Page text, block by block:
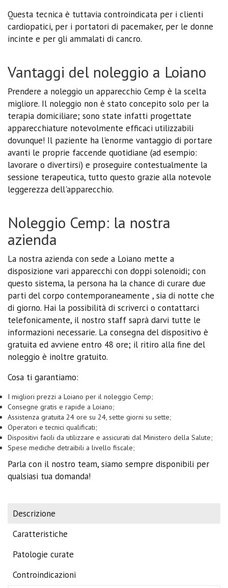
Questa tecnica è tuttavia controindicata per i clienti
cardiopatici, per i portatori di pacemaker, per le donne
incinte e per gli ammalati di cancro.
Vantaggi del noleggio a Loiano
Prendere a noleggio un apparecchio Cemp è la scelta
migliore. Il noleggio non è stato concepito solo per la
terapia domiciliare; sono state infatti progettate
apparecchiature notevolmente efficaci utilizzabili
dovunque! Il paziente ha l'enorme vantaggio di portare
avanti le proprie faccende quotidiane (ad esempio:
lavorare o divertirsi) e proseguire contestualmente la
sessione terapeutica, tutto questo grazie alla notevole
leggerezza dell'apparecchio.
Noleggio Cemp: la nostra
azienda
La nostra azienda con sede a Loiano mette a
disposizione vari apparecchi con doppi solenoidi; con
questo sistema, la persona ha la chance di curare due
parti del corpo contemporaneamente , sia di notte che
di giorno. Hai la possibilità di scriverci o contattarci
telefonicamente, il nostro staff saprà darvi tutte le
informazioni necessarie. La consegna del dispositivo è
gratuita ed avviene entro 48 ore; il ritiro alla fine del
noleggio è inoltre gratuito.
Cosa ti garantiamo:
I migliori prezzi a Loiano per il noleggio Cemp;
Consegne gratis e rapide a Loiano;
Assistenza gratuita 24 ore su 24, sette giorni su sette;
Operatori e tecnici qualificati;
Dispositivi facili da utilizzare e assicurati dal Ministero della Salute;
Spese mediche detraibili a livello fiscale;
Parla con il nostro team, siamo sempre disponibili per
qualsiasi tua domanda!
Descrizione
Caratteristiche
Patologie curate
Controindicazioni